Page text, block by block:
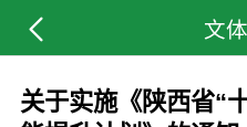
文
关于实施《陕西省“